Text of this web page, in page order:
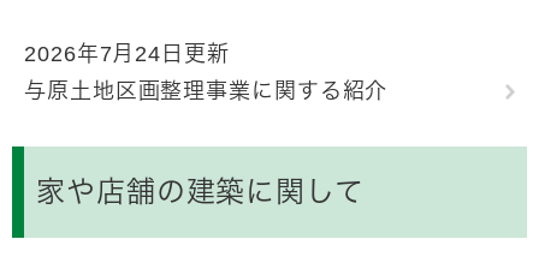
2026年7月24日更新
与原土地区画整理事業に関する紹介
家や店舗の建築に関して